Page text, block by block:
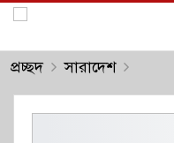
প্রচ্ছদ সারাদেশ